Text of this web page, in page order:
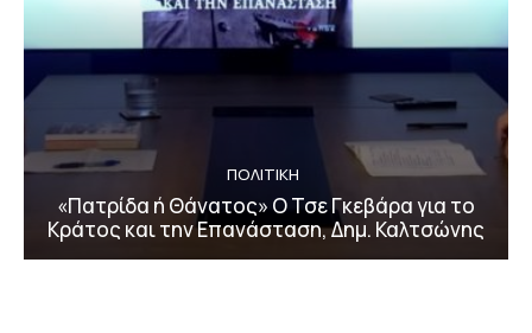
ΠΟΛΙΤΙΚΗ
«Πατρίδα ή Θάνατος» Ο Τσε Γκεβάρα για το
Κράτος και την Επανάσταση, Δημ. Καλτσώνης